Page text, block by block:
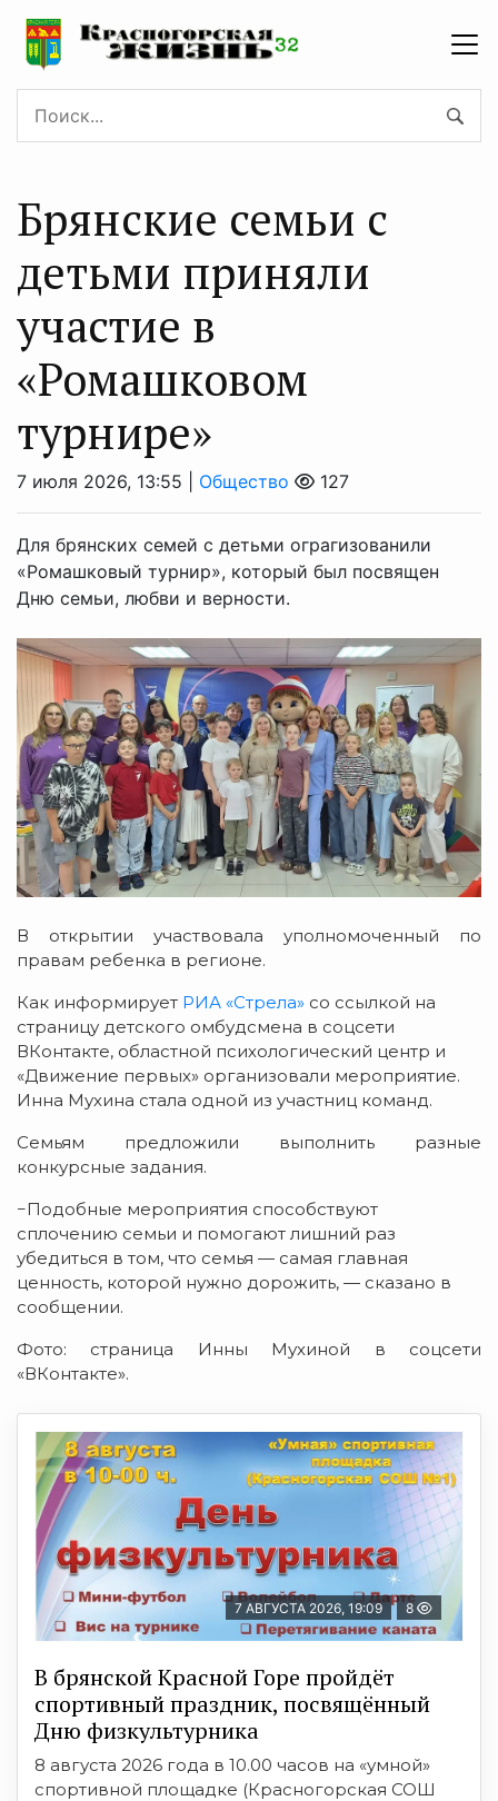
Брянские семьи с
детьми приняли
участие в
«Ромашковом
турнире»
7 июля 2026, 13:55 | Общество 127
Для брянских семей с детьми ограгизованили
«Ромашковый турнир», который был посвящен
Дню семьи, любви и верности.
В открытии участвовала уполномоченный по
правам ребенка в регионе.
Как информирует РИА «Стрела» со ссылкой на
страницу детского омбудсмена в соцсети
ВКонтакте, областной психологический центр и
«Движение первых» организовали мероприятие.
Инна Мухина стала одной из участниц команд.
Семьям предложили выполнить разные
конкурсные задания.
−Подобные мероприятия способствуют
сплочению семьи и помогают лишний раз
убедиться в том, что семья — самая главная
ценность, которой нужно дорожить, — сказано в
сообщении.
Фото: страница Инны Мухиной в соцсети
«ВКонтакте».
7 АВГУСТА 2026, 19:09 8
В брянской Красной Горе пройдёт
спортивный праздник, посвящённый
Дню физкультурника
8 августа 2026 года в 10.00 часов на «умной»
спортивной площадке (Красногорская СОШ